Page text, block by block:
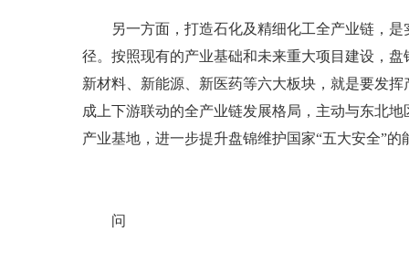
另一方面，打造石化及精细化工全产业链，是
径。按照现有的产业基础和未来重大项目建设，
新材料、新能源、新医药等六大板块，就是要发
成上下游联动的全产业链发展格局，主动与东北
产业基地，进一步提升盘锦维护国家“五大安全”
问